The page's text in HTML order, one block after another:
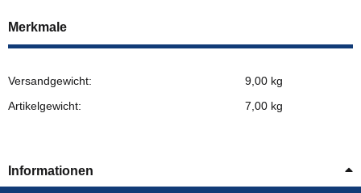
Merkmale
Versandgewicht:
9,00 kg
Artikelgewicht:
7,00 kg
Informationen